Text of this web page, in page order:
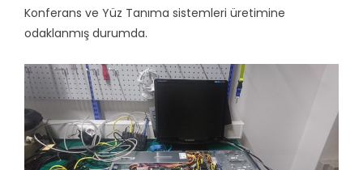
Konferans ve Yüz Tanıma sistemleri üretimine
odaklanmış durumda.